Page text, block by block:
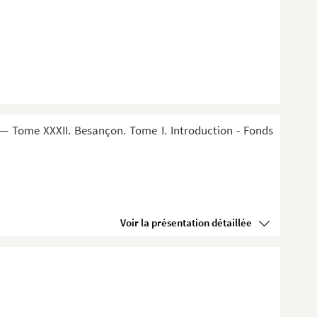
XXXII. Besançon. Tome I. Introduction - Fonds
Voir la présentation détaillée